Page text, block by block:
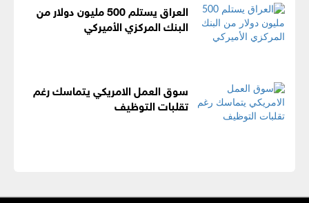
العراق يستلم 500 مليون دولار من
البنك المركزي الأميركي
سوق العمل الامريكي يتماسك رغم
تقلبات التوظيف